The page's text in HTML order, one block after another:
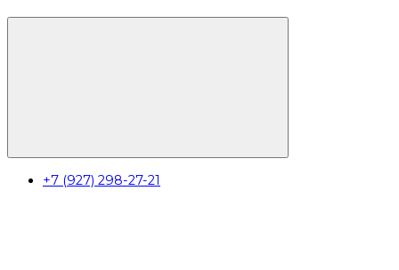
+7 (927) 298-27-21